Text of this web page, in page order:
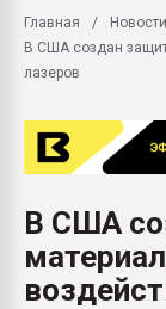
Главная
Новости
В США создан
лазеров
В США